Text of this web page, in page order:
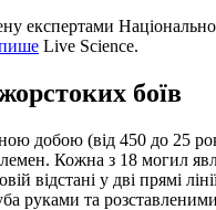
експертами
Live Science.
боїв
добою (від 450 до 25
Кожна з 18 могил
відстані у дві прямі
руками та